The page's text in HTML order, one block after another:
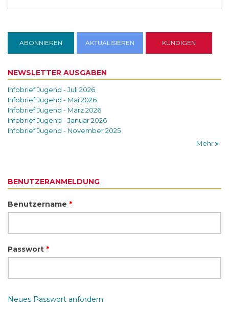
NEWSLETTER AUSGABEN
Infobrief Jugend - Juli 2026
Infobrief Jugend - Mai 2026
Infobrief Jugend - März 2026
Infobrief Jugend - Januar 2026
Infobrief Jugend - November 2025
Mehr
BENUTZERANMELDUNG
Benutzername *
Passwort *
Neues Passwort anfordern